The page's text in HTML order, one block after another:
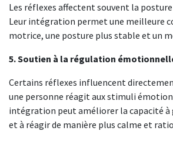
Les réflexes affectent souvent la
Leur intégration permet une meilleure
motrice, une posture plus stable et un
5. Soutien à la régulation
Certains réflexes influencent
une personne réagit aux stimuli
intégration peut améliorer la capacité à
et à réagir de manière plus calme et